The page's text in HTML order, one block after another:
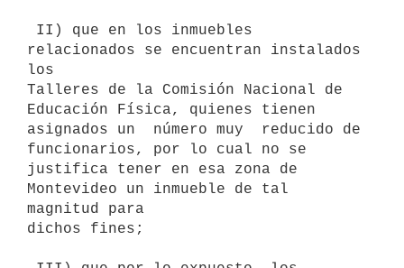
relacionados se encuentran instalados
los
Talleres de la Comisión Nacional de
Educación Física, quienes tienen
asignados un  número muy  reducido de
funcionarios, por lo cual no se
justifica tener en esa zona de
Montevideo un inmueble de tal
magnitud para
dichos fines;